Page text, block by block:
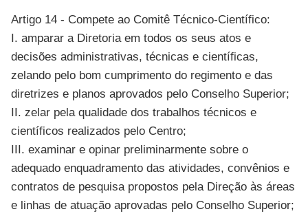
Artigo 14 - Compete ao Comitê Técnico-Científico:
I. amparar a Diretoria em todos os seus atos e
decisões administrativas, técnicas e científicas,
zelando pelo bom cumprimento do regimento e das
diretrizes e planos aprovados pelo Conselho Superior;
II. zelar pela qualidade dos trabalhos técnicos e
científicos realizados pelo Centro;
III. examinar e opinar preliminarmente sobre o
adequado enquadramento das atividades, convênios e
contratos de pesquisa propostos pela Direção às áreas
e linhas de atuação aprovadas pelo Conselho Superior;